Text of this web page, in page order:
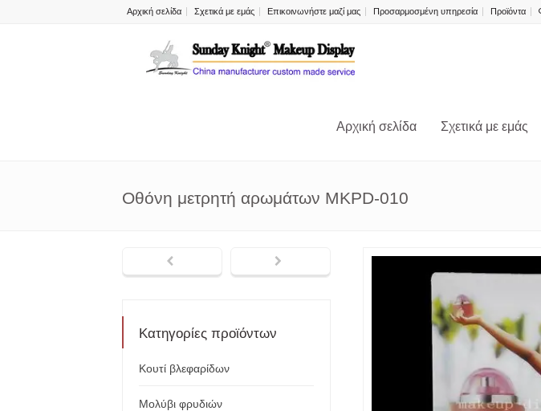
Αρχική σελίδα Σχετικά με εμάς Επικοινωνήστε μαζί μας Προσαρμοσμένη υπηρεσία Προϊόντα
Αρχική σελίδα Σχετικά με εμάς
Οθόνη μετρητή αρωμάτων MKPD-010
Κατηγορίες προϊόντων
Κουτί βλεφαρίδων
Μολύβι φρυδιών